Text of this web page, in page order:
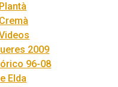
2009
96-08
Elda